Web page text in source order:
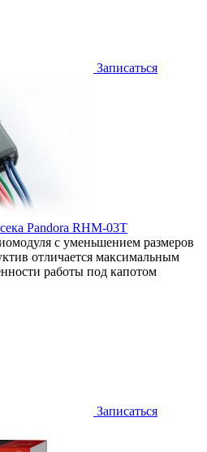
Записаться
Pandora RHM-03T
с уменьшением размеров
отличается максимальным
работы под капотом
Записаться